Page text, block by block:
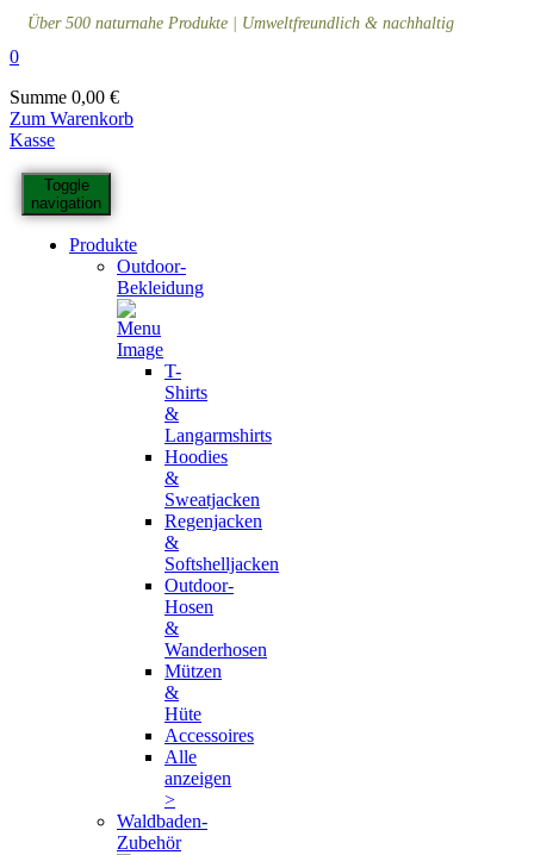
Über 500 naturnahe Produkte | Umweltfreundlich & nachhaltig
0
Summe 0,00 €
Zum Warenkorb
Kasse
Toggle
navigation
Produkte
Outdoor-
Bekleidung
T-
Shirts
&
Langarmshirts
Hoodies
&
Sweatjacken
Regenjacken
&
Softshelljacken
Outdoor-
Hosen
&
Wanderhosen
Mützen
&
Hüte
Accessoires
Alle
anzeigen
>
Waldbaden-
Zubehör